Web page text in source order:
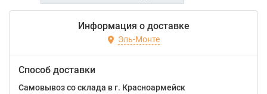
Информация о доставке
Эль-Монте
Способ доставки
Самовывоз со склада в г. Красноармейск